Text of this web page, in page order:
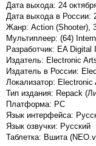
Дата выхода: 24
Дата выхода в России:
Жанр: Action (Shooter),
Мультиплеер: (64)
Разработчик: EA
Издатель: Electronic
Издатель в России:
Локализатор: Electronic
Тип издания: Repack
Платформа: PC
Язык интерфейса:
Язык озвучки: Русский
Таблетка: Вшита